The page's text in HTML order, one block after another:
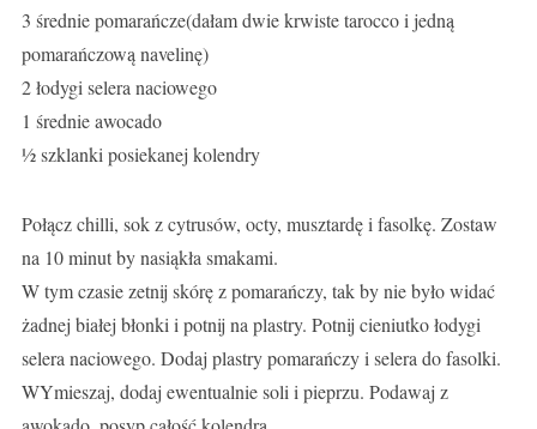
3 średnie pomarańcze(dałam dwie krwiste tarocco i jedną
pomarańczową navelinę)
2 łodygi selera naciowego
1 średnie awocado
½ szklanki posiekanej kolendry
Połącz chilli, sok z cytrusów, octy, musztardę i fasolkę. Zostaw
na 10 minut by nasiąkła smakami.
W tym czasie zetnij skórę z pomarańczy, tak by nie było widać
żadnej białej błonki i potnij na plastry. Potnij cieniutko łodygi
selera naciowego. Dodaj plastry pomarańczy i selera do fasolki.
WYmieszaj, dodaj ewentualnie soli i pieprzu. Podawaj z